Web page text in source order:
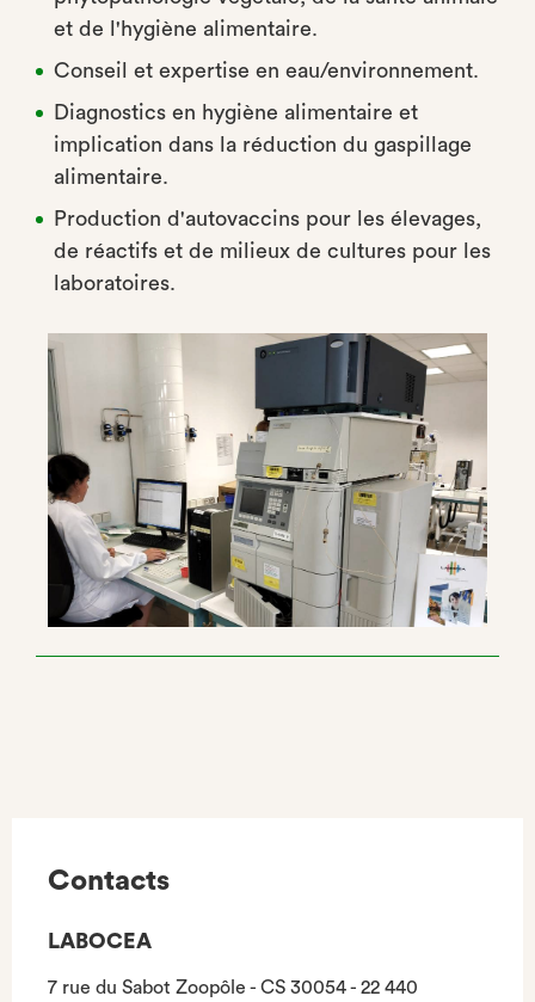
et de l'hygiène alimentaire.
Conseil et expertise en eau/environnement.
Diagnostics en hygiène alimentaire et
implication dans la réduction du gaspillage
alimentaire.
Production d'autovaccins pour les élevages,
de réactifs et de milieux de cultures pour les
laboratoires.
Contacts
LABOCEA
7 rue du Sabot Zoopôle - CS 30054 - 22 440